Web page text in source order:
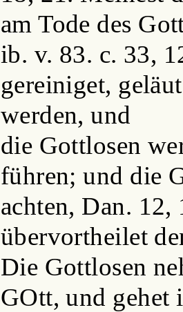
am Tode des
ib. v. 83. c. 33,
gereiniget,
werden, und
die Gottlosen
führen; und die
achten, Dan.
übervortheilet
Die Gottlosen
GOtt, und gehet